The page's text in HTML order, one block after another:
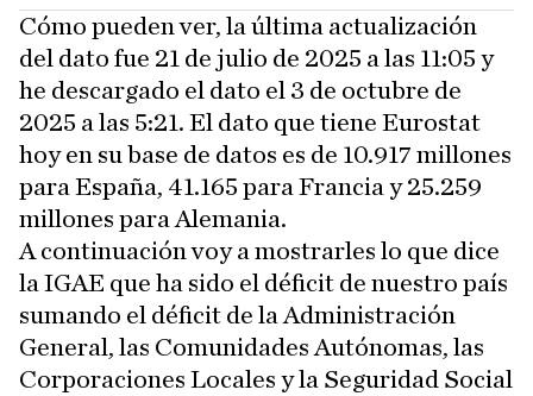
Cómo pueden ver, la última actualización
del dato fue 21 de julio de 2025 a las 11:05 y
he descargado el dato el 3 de octubre de
2025 a las 5:21. El dato que tiene Eurostat
hoy en su base de datos es de 10.917 millones
para España, 41.165 para Francia y 25.259
millones para Alemania.
A continuación voy a mostrarles lo que dice
la IGAE que ha sido el déficit de nuestro país
sumando el déficit de la Administración
General, las Comunidades Autónomas, las
Corporaciones Locales y la Seguridad Social